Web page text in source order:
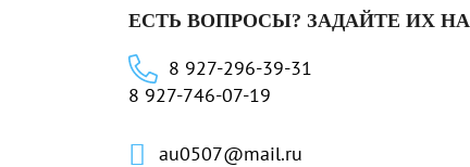
ЕСТЬ ВОПРОСЫ? ЗАДАЙТЕ ИХ
8 927-296-39-31
8 927-746-07-19
au0507@mail.ru